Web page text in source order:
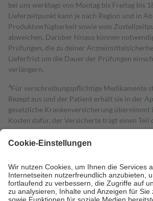
bei uns werktags von Montag bis Freitag bis
Lieferzeitpunkt kann je nach Region und in
Produktverfügbarkeit sowie vom
abweichen. Darüber hinaus können
Prüfungen, die zu deiner
Lieferfrist um die Dauer der Prüfungen
verlängern.
4Für verschreibungspflichtige Medikamente
Rezept aus und der Patient erhält sie in der
gesetzliche Krankenversicherung übernimmt
Kosten dafür, der Versicherte trägt einen Teil
mit.
Grundsätzlich leisten Mitglieder Zuzahlungen
höchstens zehn Euro.
Es sind jedoch nie
Kosten der Leistung zu entrichten.
Diese Regeln gelten grundsätzlich auch für
Bei Heilmitteln und häuslicher